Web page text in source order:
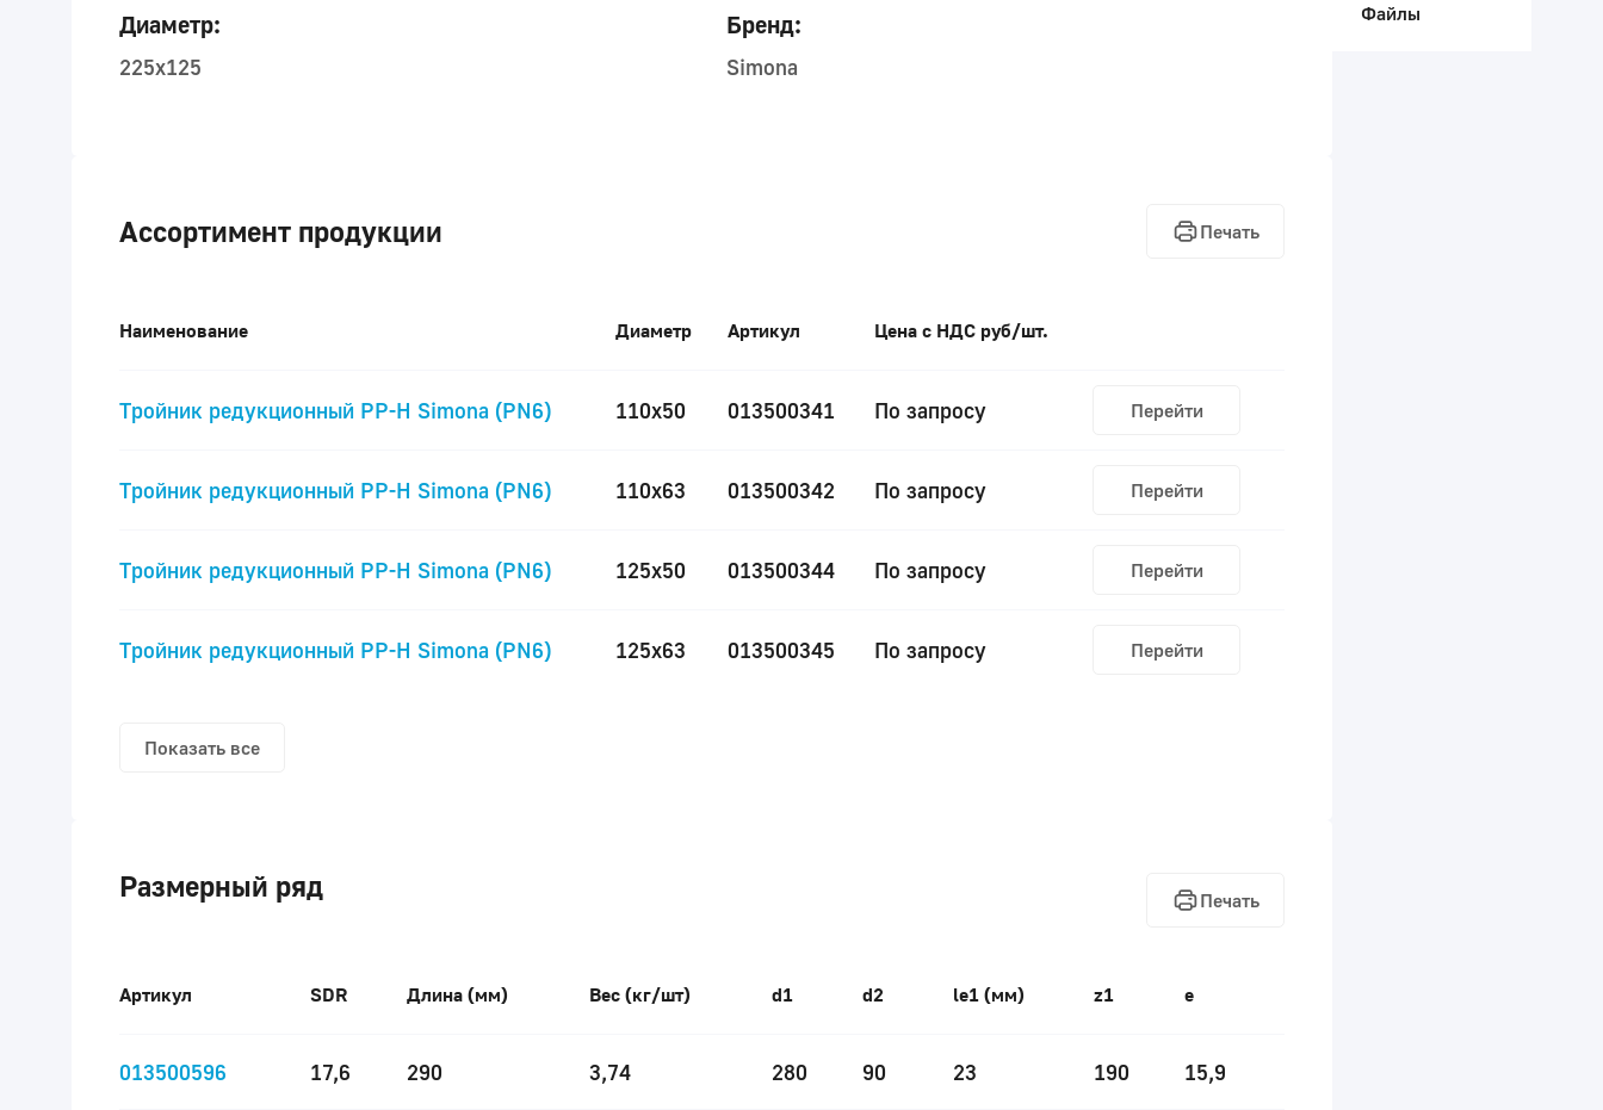
Диаметр:
225x125
Бренд:
Simona
Ассортимент продукции Печать
Наименование Диаметр Артикул Цена с НДС руб/шт.
Тройник редукционный PP-H Simona (PN6) 110x50 013500341 По запросу Перейти
Тройник редукционный PP-H Simona (PN6) 110x63 013500342 По запросу Перейти
Тройник редукционный PP-H Simona (PN6) 125x50 013500344 По запросу Перейти
Тройник редукционный PP-H Simona (PN6) 125x63 013500345 По запросу Перейти
Показать все
Размерный ряд Печать
Артикул SDR Длина (мм) Вес (кг/шт) d1 d2 le1 (мм) z1 e
013500596 17,6 290 3,74 280 90 23 190 15,9
Файлы